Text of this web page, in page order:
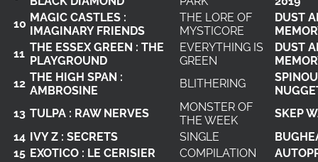
10 MAGIC CASTLES :
IMAGINARY FRIENDS
THE LORE OF
MYSTICORE
DUST
11 THE ESSEX GREEN : THE
PLAYGROUND
EVERYTHING IS
GREEN
DUST
12 THE HIGH SPAN :
AMBROSINE
BLITHERING
13 TULPA : RAW NERVES
MONSTER OF
THE WEEK
SKEP
14 IVY Z : SECRETS SINGLE
15 EXOTICO : LE CERISIER COMPILATION